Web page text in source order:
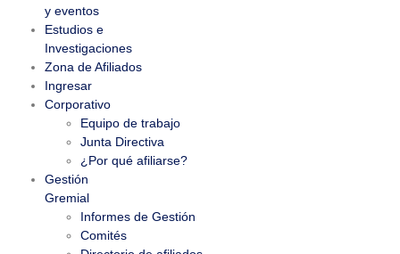
y eventos
Estudios e
Investigaciones
Zona de Afiliados
Ingresar
Corporativo
Equipo de trabajo
Junta Directiva
¿Por qué afiliarse?
Gestión
Gremial
Informes de Gestión
Comités